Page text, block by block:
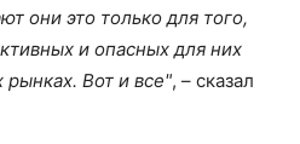
они это только для того,
и опасных для них
рынках. Вот и все", – сказал